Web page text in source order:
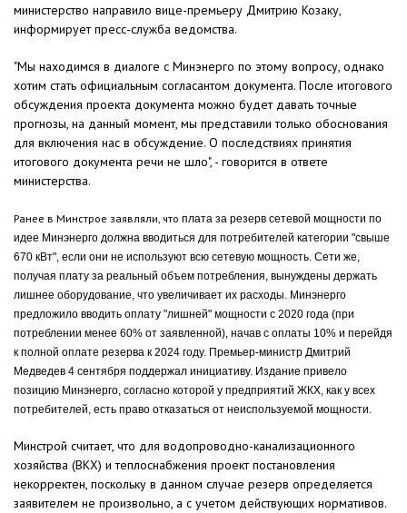
министерство направило вице-премьеру Дмитрию Козаку,
информирует пресс-служба ведомства.
"Мы находимся в диалоге с Минэнерго по этому вопросу, однако
хотим стать официальным согласантом документа. После итогового
обсуждения проекта документа можно будет давать точные
прогнозы, на данный момент, мы представили только обоснования
для включения нас в обсуждение. О последствиях принятия
итогового документа речи не шло", - говорится в ответе
министерства.
Ранее в Минстрое заявляли, что плата за резерв сетевой мощности по
идее Минэнерго должна вводиться для потребителей категории "свыше
670 кВт", если они не используют всю сетевую мощность. Сети же,
получая плату за реальный объем потребления, вынуждены держать
лишнее оборудование, что увеличивает их расходы. Минэнерго
предложило вводить оплату "лишней" мощности с 2020 года (при
потреблении менее 60% от заявленной), начав с оплаты 10% и перейдя
к полной оплате резерва к 2024 году. Премьер-министр Дмитрий
Медведев 4 сентября поддержал инициативу. Издание привело
позицию Минэнерго, согласно которой у предприятий ЖКХ, как у всех
потребителей, есть право отказаться от неиспользуемой мощности.
Минстрой считает, что для водопроводно-канализационного
хозяйства (ВКХ) и теплоснабжения проект постановления
некорректен, поскольку в данном случае резерв определяется
заявителем не произвольно, а с учетом действующих нормативов.